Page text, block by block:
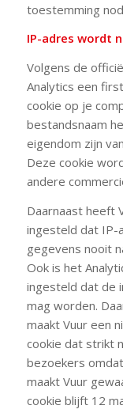
toestemming
IP-adres wordt
Volgens de
Analytics een
cookie op je
bestandsnaam
eigendom zijn
Deze cookie
andere
Daarnaast heeft
ingesteld dat IP-
gegevens nooit
Ook is het
ingesteld dat de
mag worden.
maakt Vuur een
cookie dat strikt
bezoekers
maakt Vuur
cookie blijft 12